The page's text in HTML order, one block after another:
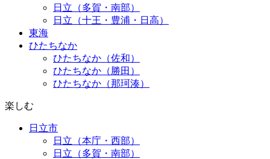
日立（多賀・南部）
日立（十王・豊浦・日高）
東海
ひたちなか
ひたちなか（佐和）
ひたちなか（勝田）
ひたちなか（那珂湊）
楽しむ
日立市
日立（本庁・西部）
日立（多賀・南部）